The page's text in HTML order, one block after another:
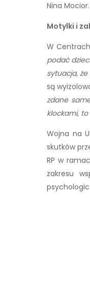
Nina Mocior.
Motylki i
W
podać
sytuacja, że
są
zdane
klockami,
Wojna na
skutków
RP w
zakresu